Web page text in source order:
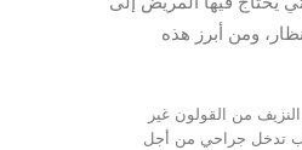
ومن أبرز هذه
النزيف من القولون غير
تدخل جراحي من أجل